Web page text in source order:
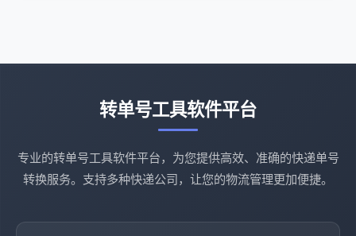
转单号工具软件平台
专业的转单号工具软件平台，为您提供高效、准确的快递单号
转换服务。支持多种快递公司，让您的物流管理更加便捷。